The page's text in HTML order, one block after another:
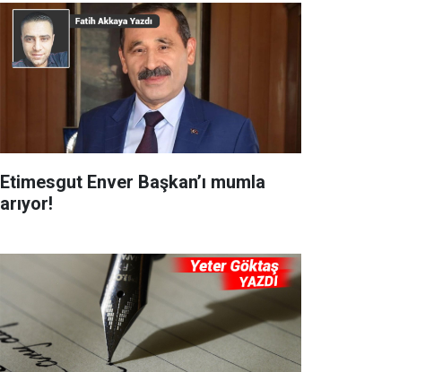
Etimesgut Enver Başkan’ı mumla
arıyor!